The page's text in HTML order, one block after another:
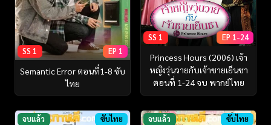
SS 1 EP 1
Semantic Error ตอนที่1-8 ซับ
ไทย
SS 1 EP 1-24
Princess Hours (2006) เจ้า
หญิงวุ่นวายกับเจ้าชายเย็นชา
ตอนที่ 1-24 จบ พากย์ไทย
จบแล้ว ซับไทย จบแล้ว ซับไทย